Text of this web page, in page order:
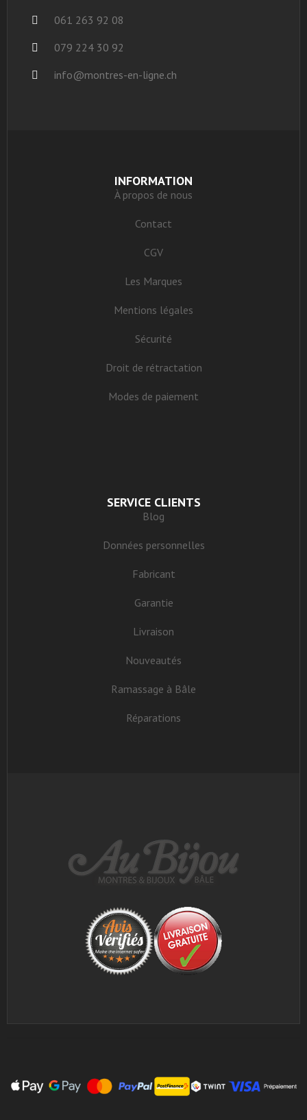
061 263 92 08
079 224 30 92
info@montres-en-ligne.ch
INFORMATION
À propos de nous
Contact
CGV
Les Marques
Mentions légales
Sécurité
Droit de rétractation
Modes de paiement
SERVICE CLIENTS
Blog
Données personnelles
Fabricant
Garantie
Livraison
Nouveautés
Ramassage à Bâle
Réparations